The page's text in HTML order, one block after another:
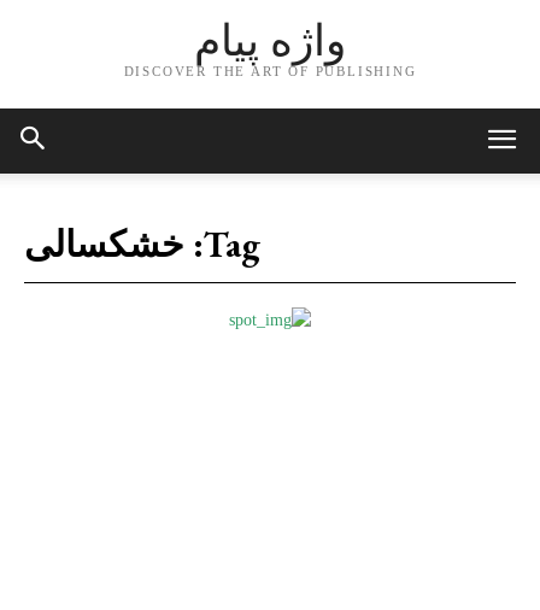
واژه پیام
DISCOVER THE ART OF PUBLISHING
Tag: خشکسالی